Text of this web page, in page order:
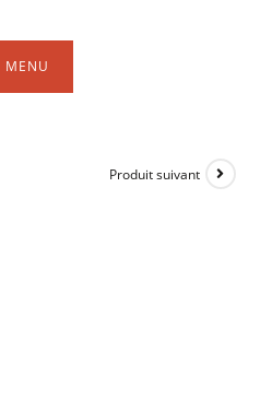
MENU
Produit suivant